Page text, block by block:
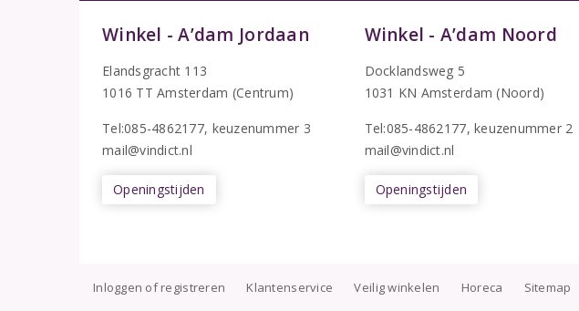
Winkel - A’dam Jordaan
Elandsgracht 113
1016 TT Amsterdam (Centrum)
Tel:085-4862177, keuzenummer 3
mail@vindict.nl
Openingstijden
Winkel - A’dam Noord
Docklandsweg 5
1031 KN Amsterdam (Noord)
Tel:085-4862177, keuzenummer 2
mail@vindict.nl
Openingstijden
Inloggen of registreren Klantenservice Veilig winkelen Horeca Sitemap